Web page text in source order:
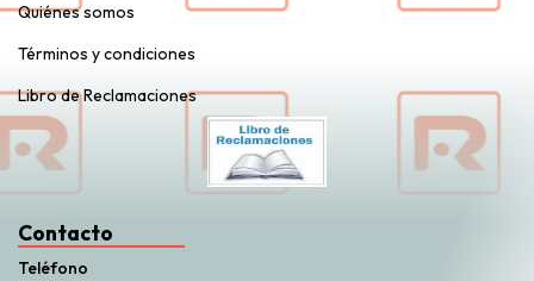
Quiénes somos
Términos y condiciones
Libro de Reclamaciones
Contacto
Teléfono